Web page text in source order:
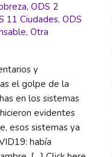
, ODS 2
11 Ciudades, ODS
, Otra
y
el golpe de la
en los sistemas
evidentes
esos sistemas ya
había